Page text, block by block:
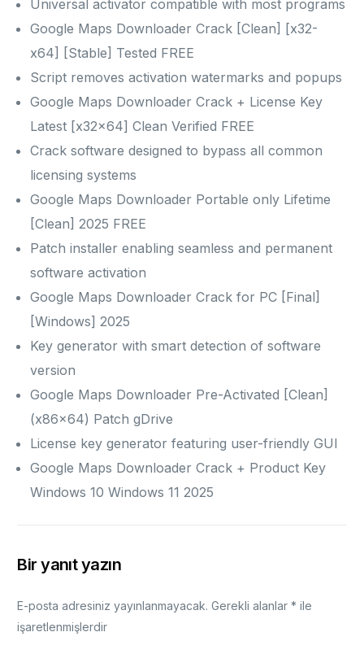
Universal activator compatible with most programs
Google Maps Downloader Crack [Clean] [x32-
x64] [Stable] Tested FREE
Script removes activation watermarks and popups
Google Maps Downloader Crack + License Key
Latest [x32x64] Clean Verified FREE
Crack software designed to bypass all common
licensing systems
Google Maps Downloader Portable only Lifetime
[Clean] 2025 FREE
Patch installer enabling seamless and permanent
software activation
Google Maps Downloader Crack for PC [Final]
[Windows] 2025
Key generator with smart detection of software
version
Google Maps Downloader Pre-Activated [Clean]
(x86x64) Patch gDrive
License key generator featuring user-friendly GUI
Google Maps Downloader Crack + Product Key
Windows 10 Windows 11 2025
Bir yanıt yazın
E-posta adresiniz yayınlanmayacak. Gerekli alanlar* ile
işaretlenmişlerdir